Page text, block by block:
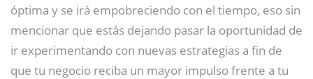
óptima y se irá empobreciendo con el tiempo, eso sin
mencionar que estás dejando pasar la oportunidad de
ir experimentando con nuevas estrategias a fin de
que tu negocio reciba un mayor impulso frente a tu